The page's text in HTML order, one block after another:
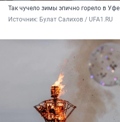
Так чучело зимы эпично горело в Уфе
Источник: Булат Салихов / UFA1.RU